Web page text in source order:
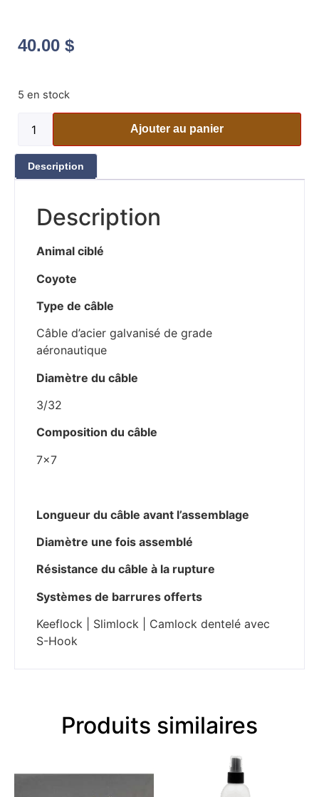
40.00 $
5 en stock
Ajouter au panier
Description
Description
Animal ciblé
Coyote
Type de câble
Câble d’acier galvanisé de grade
aéronautique
Diamètre du câble
3/32
Composition du câble
7×7
Longueur du câble avant l’assemblage
Diamètre une fois assemblé
Résistance du câble à la rupture
Systèmes de barrures offerts
Keeflock | Slimlock | Camlock dentelé avec
S-Hook
Produits similaires